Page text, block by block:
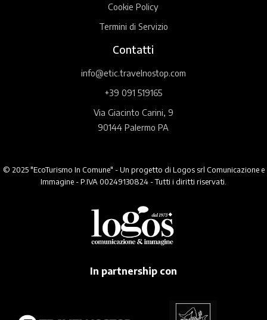
Cookie Policy
Termini di Servizio
Contatti
info@etic.travelnostop.com
+39 091 519165
Via Giacinto Carini, 9
90144 Palermo PA
© 2025 "EcoTurismo In Comune" - Un progetto di Logos srl Comunicazione e
Immagine - P.IVA 00249130824 - Tutti i diritti riservati.
In partnership con